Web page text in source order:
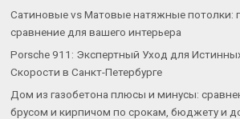
Сатиновые vs Матовые натяжные потолки:
сравнение для вашего интерьера
Porsche 911: Экспертный Уход для
Скорости в Санкт-Петербурге
Дом из газобетона плюсы и минусы:
брусом и кирпичом по срокам, бюджету и